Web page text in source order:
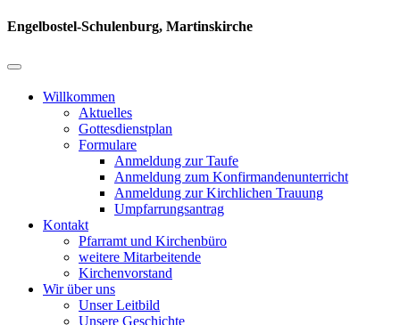
Engelbostel-Schulenburg, Martinskirche
Willkommen
Aktuelles
Gottesdienstplan
Formulare
Anmeldung zur Taufe
Anmeldung zum Konfirmandenunterricht
Anmeldung zur Kirchlichen Trauung
Umpfarrungsantrag
Kontakt
Pfarramt und Kirchenbüro
weitere Mitarbeitende
Kirchenvorstand
Wir über uns
Unser Leitbild
Unsere Geschichte